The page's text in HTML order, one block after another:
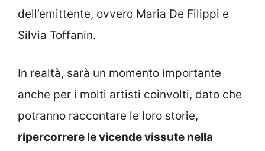
dell’emittente, ovvero Maria De Filippi e
Silvia Toffanin.
In realtà, sarà un momento importante
anche per i molti artisti coinvolti, dato che
potranno raccontare le loro storie,
ripercorrere le vicende vissute nella